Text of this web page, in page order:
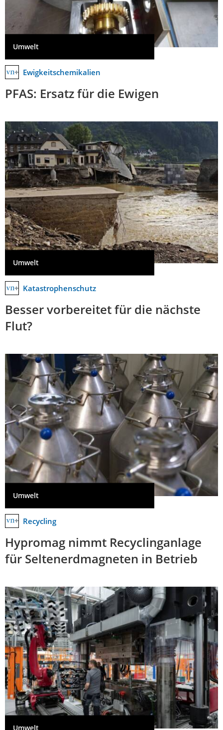
Umwelt
Ewigkeitschemikalien
PFAS: Ersatz für die Ewigen
Umwelt
Katastrophenschutz
Besser vorbereitet für die nächste
Flut?
Umwelt
Recycling
Hypromag nimmt Recyclinganlage
für Seltenerdmagneten in Betrieb
Umwelt